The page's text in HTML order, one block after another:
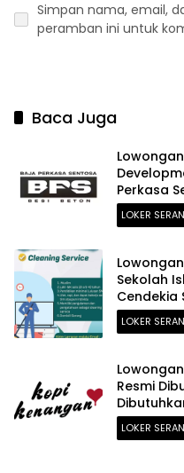
Simpan nama, email,
peramban ini untuk
Baca Juga
Perkasa
LOKER
Sekolah
Cendekia
LOKER
Resmi
Indonesia
LOKER